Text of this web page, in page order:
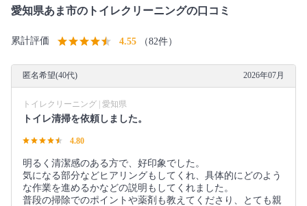
愛知県あま市のトイレクリーニングの口コミ
累計評価 4.55 （82件）
匿名希望(40代) 2026年07月
トイレクリーニング | 愛知県
トイレ清掃を依頼しました。
4.80
明るく清潔感のある方で、好印象でした。
気になる部分などヒアリングもしてくれ、具体的にどのよう
な作業を進めるかなどの説明もしてくれました。
普段の掃除でのポイントや薬剤も教えてくださり、とても親